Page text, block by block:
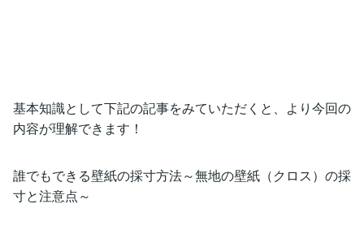
基本知識として下記の記事をみていただくと、より今回の
内容が理解できます！
誰でもできる壁紙の採寸方法～無地の壁紙（クロス）の採
寸と注意点～